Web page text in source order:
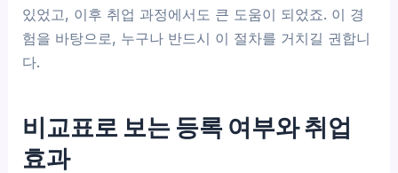
있었고, 이후 취업 과정에서도 큰 도움이 되었죠. 이 경
험을 바탕으로, 누구나 반드시 이 절차를 거치길 권합니
다.
비교표로 보는 등록 여부와 취업
효과